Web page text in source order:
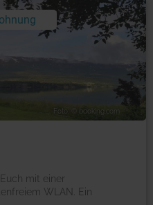
Foto: © booking.com
mit einer
WLAN. Ein